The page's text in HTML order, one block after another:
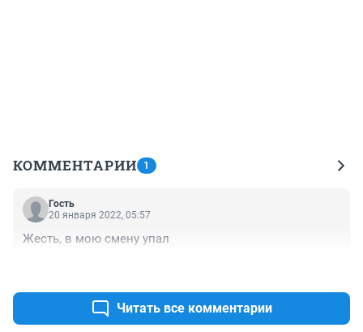
КОММЕНТАРИИ 1
Гость
20 января 2022, 05:57
Жесть, в мою смену упал
Читать все комментарии